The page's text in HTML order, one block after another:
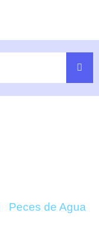
Peces de Agua